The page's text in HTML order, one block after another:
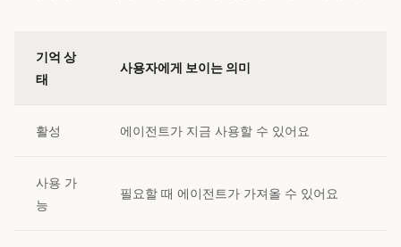
기억 상
태
사용자에게 보이는 의미
활성 에이전트가 지금 사용할 수 있어요
사용 가
능
필요할 때 에이전트가 가져올 수 있어요